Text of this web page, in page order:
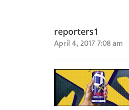
reporters1
April 4, 2017 7:08 am